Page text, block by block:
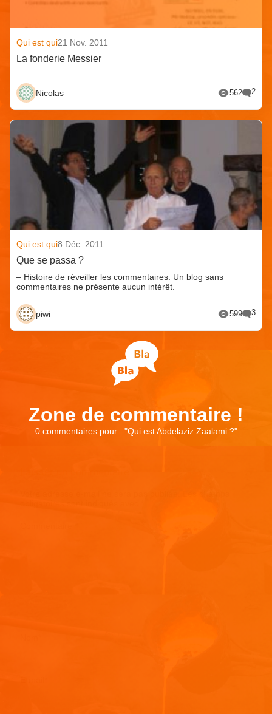
Qui est qui21 Nov. 2011
La fonderie Messier
Nicolas 562 2
Qui est qui8 Déc. 2011
Que se passa ?
– Histoire de réveiller les commentaires. Un blog sans
commentaires ne présente aucun intérêt.
piwi 599 3
Zone de commentaire !
0 commentaires pour : "Qui est Abdelaziz Zaalami ?"